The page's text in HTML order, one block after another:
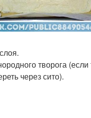
творога (если
через сито).